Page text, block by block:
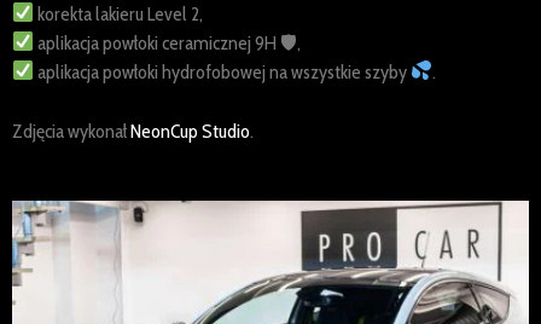
korekta lakieru Level 2,
aplikacja powłoki ceramicznej 9H 🛡,
aplikacja powłoki hydrofobowej na wszystkie szyby
.
Zdjęcia wykonałNeonCup Studio.